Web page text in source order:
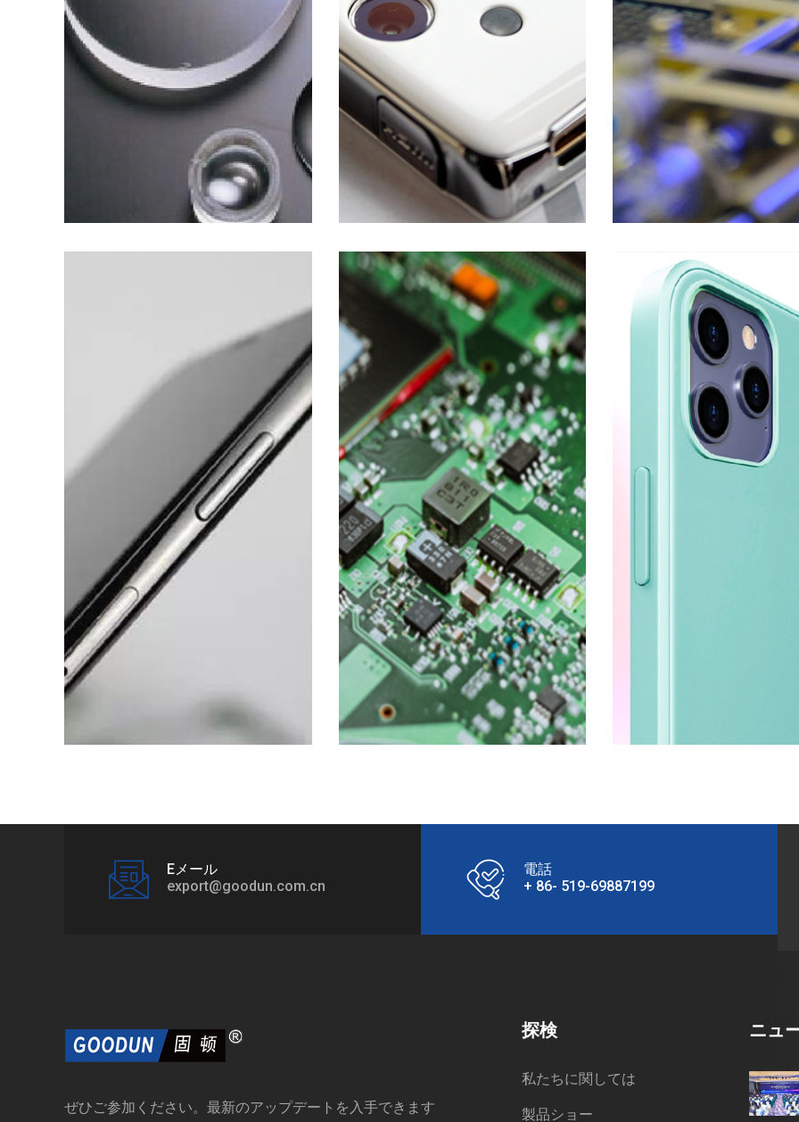
Eメール
export@goodun.com.cn
電話
+ 86- 519-69887199
ぜひご参加ください。最新のアップデートを入手できます
探検
私たちに関しては
製品ショー
ニュ